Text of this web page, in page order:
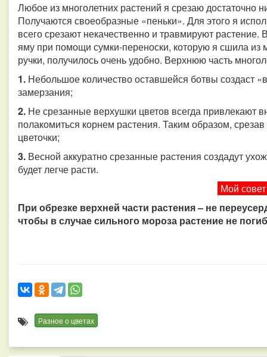
Любое из многолетних растений я срезаю достаточно
Получаются своеобразные «пеньки». Для этого я
всего срезают некачественно и травмируют
яму при помощи сумки-переноски, которую я сшила
ручки, получилось очень удобно. Верхнюю часть
1. Небольшое количество оставшейся ботвы создаст
замерзания;
2. Не срезанные верхушки цветов всегда привлекают
полакомиться корнем растения. Таким образом,
цветочки;
3. Весной аккуратно срезанные растения создадут
будет легче расти.
Мой совет
При обрезке верхней части растения – не
чтобы в случае сильного мороза растение не
Разное о цветах